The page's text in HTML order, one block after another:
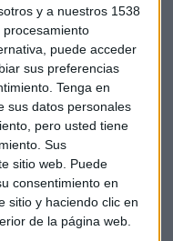
y a nuestros 1538
puede acceder
sus preferencias
Tenga en
sus datos personales
pero usted tiene
Sus
sitio web. Puede
consentimiento en
sitio y haciendo clic en
de la página web.
apuesta de Apple está
de modelos
en vez de
han sido los otros
la que también se
todos los sistemas
No decepción, pero si
en las que más se